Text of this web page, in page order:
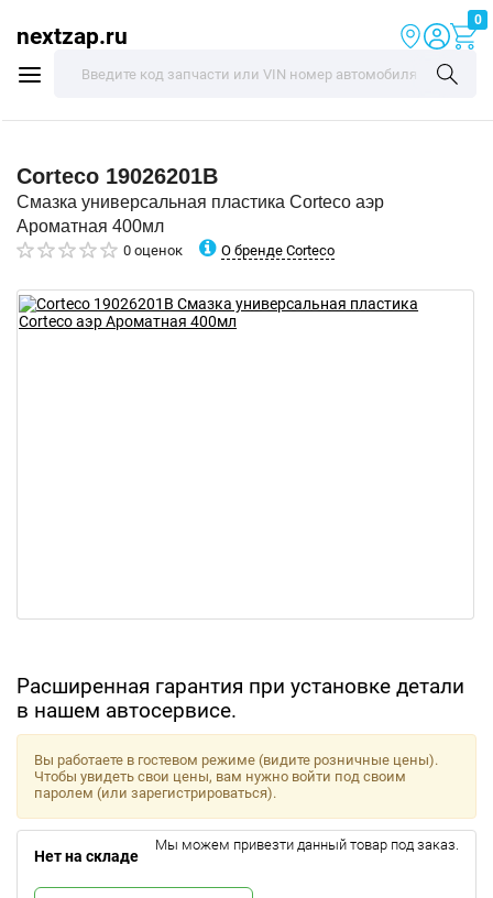
nextzap.ru
0
Corteco 19026201B
Смазка универсальная пластика Corteco аэр
Ароматная 400мл
0 оценок О бренде Corteco
Расширенная гарантия при установке детали
в нашем автосервисе.
Вы работаете в гостевом режиме (видите розничные цены).
Чтобы увидеть свои цены, вам нужно войти под своим
паролем (или зарегистрироваться).
Нет на складе
Мы можем привезти данный товар под заказ.